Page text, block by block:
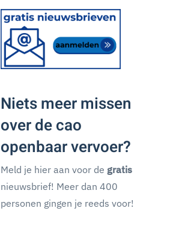
Niets meer missen
over de cao
openbaar vervoer?
Meld je hier aan voor de gratis
nieuwsbrief! Meer dan 400
personen gingen je reeds voor!